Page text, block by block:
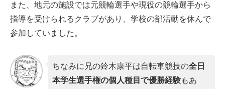
また、地元の施設では元競輪選手や現役の競輪選手から
指導を受けられるクラブがあり、学校の部活動を休んで
参加していました。
ちなみに兄の鈴木康平は自転車競技の全日
本学生選手権の個人種目で優勝経験もあ